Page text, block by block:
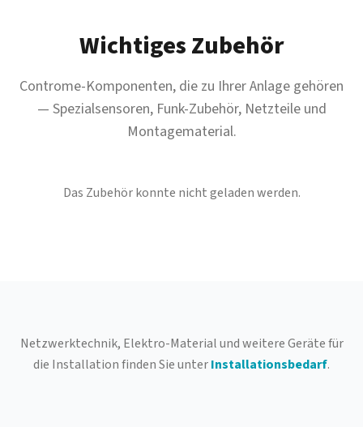
Wichtiges Zubehör
Controme-Komponenten, die zu Ihrer Anlage gehören
— Spezialsensoren, Funk-Zubehör, Netzteile und
Montagematerial.
Das Zubehör konnte nicht geladen werden.
Netzwerktechnik, Elektro-Material und weitere Geräte für
die Installation finden Sie unterInstallationsbedarf.